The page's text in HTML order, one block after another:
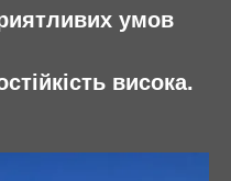
умов
висока.